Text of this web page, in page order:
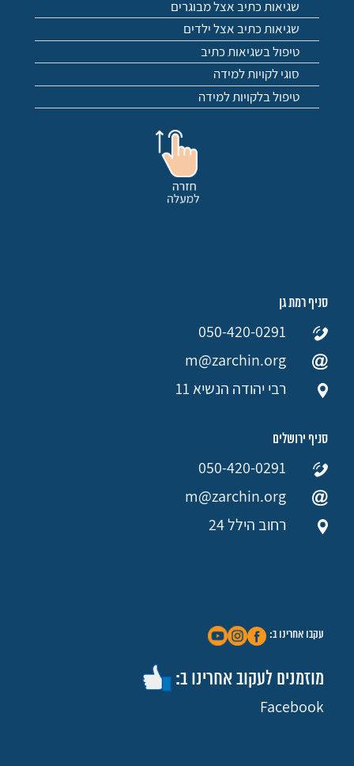
שגיאות כתיב אצל מבוגרים
שגיאות כתיב אצל ילדים
טיפול בשגיאות כתיב
סוגי לקויות למידה
טיפול בלקויות למידה
סניף רמת גן
050-420-0291
m@zarchin.org
רבי יהודה הנשיא 11
סניף ירושלים
050-420-0291
m@zarchin.org
רחוב הילל 24
עקבו אחרינו ב:
מוזמנים לעקוב אחרינו ב:
Facebook